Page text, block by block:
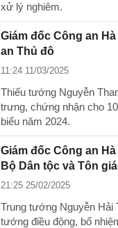
xử lý nghiêm.
Giám đốc Công an
an Thủ đô
11:24 11/03/2025
Thiếu tướng Nguyễn
trưng, chứng nhận cho
biểu năm 2024.
Giám đốc Công an
Bộ Dân tộc và Tôn
21:25 25/02/2025
Trung tướng Nguyễn Hải
tướng điều động, bổ